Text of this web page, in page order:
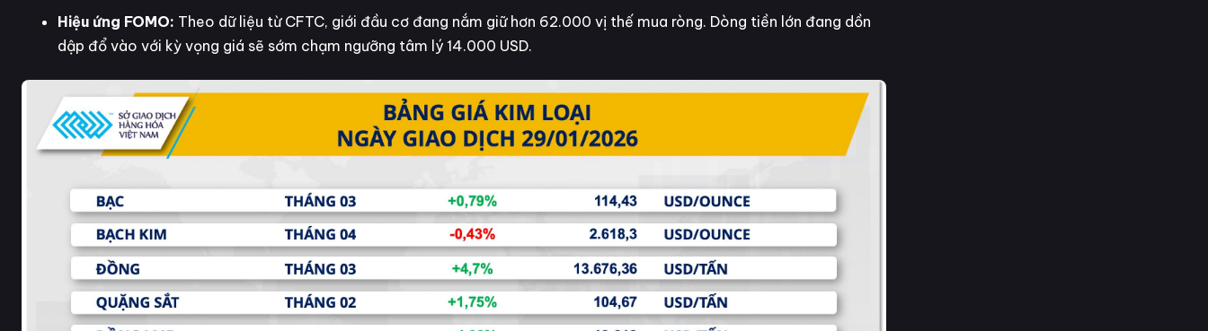
Hiệu ứng FOMO: Theo dữ liệu từ CFTC, giới đầu cơ đang nắm giữ hơn 62.000 vị thế mua ròng. Dòng tiền lớn đang dồn
dập đổ vào với kỳ vọng giá sẽ sớm chạm ngưỡng tâm lý 14.000 USD.